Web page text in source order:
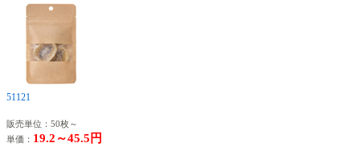
51121
販売単位：50枚～
単価： 19.2～45.5円